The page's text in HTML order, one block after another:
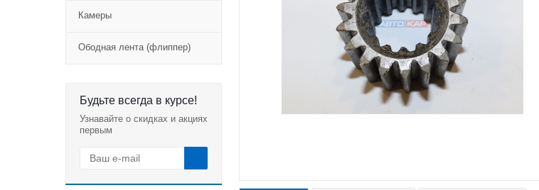
Камеры
Ободная лента (флиппер)
Будьте всегда в курсе!
Узнавайте о скидках и акциях
первым